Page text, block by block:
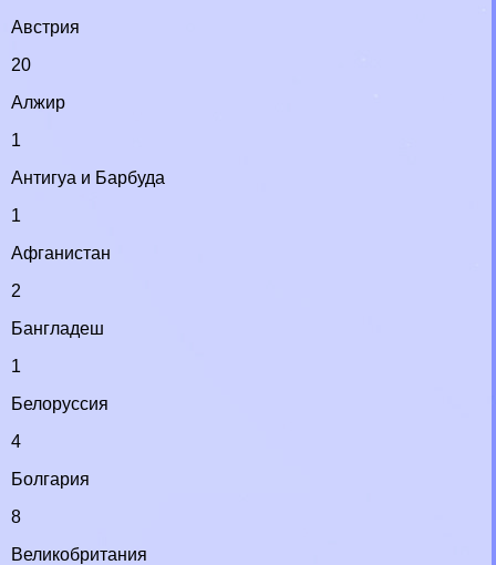
Австрия
20
Алжир
1
Антигуа и Барбуда
1
Афганистан
2
Бангладеш
1
Белоруссия
4
Болгария
8
Великобритания